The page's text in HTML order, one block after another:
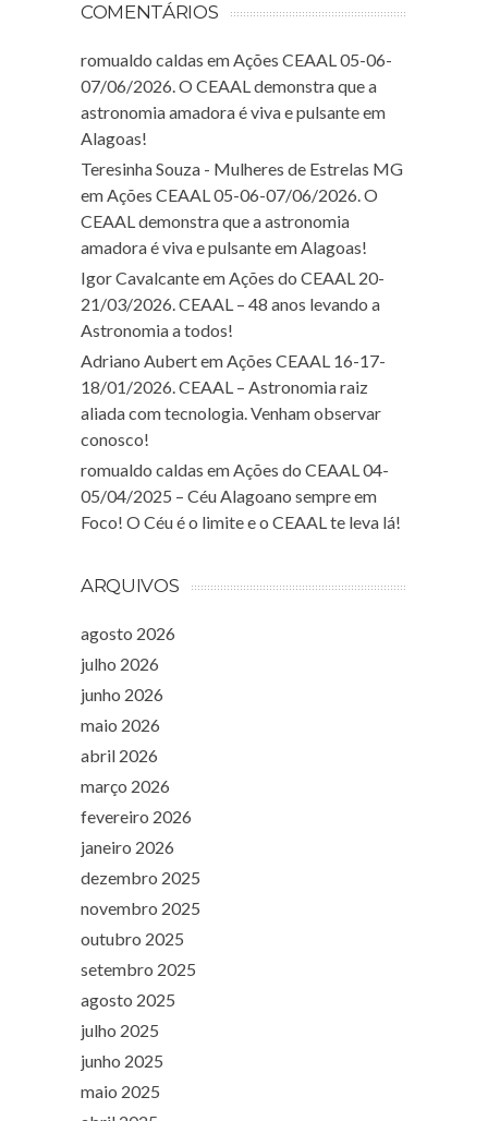
COMENTÁRIOS
romualdo caldas emAções CEAAL 05-06-
07/06/2026. O CEAAL demonstra que a
astronomia amadora é viva e pulsante em
Alagoas!
Teresinha Souza - Mulheres de Estrelas MG
emAções CEAAL 05-06-07/06/2026. O
CEAAL demonstra que a astronomia
amadora é viva e pulsante em Alagoas!
Igor CavalcanteemAções do CEAAL 20-
21/03/2026. CEAAL – 48 anos levando a
Astronomia a todos!
Adriano AubertemAções CEAAL 16-17-
18/01/2026. CEAAL – Astronomia raiz
aliada com tecnologia. Venham observar
conosco!
romualdo caldas emAções do CEAAL 04-
05/04/2025 – Céu Alagoano sempre em
Foco! O Céu é o limite e o CEAAL te leva lá!
ARQUIVOS
agosto 2026
julho 2026
junho 2026
maio 2026
abril 2026
março 2026
fevereiro 2026
janeiro 2026
dezembro 2025
novembro 2025
outubro 2025
setembro 2025
agosto 2025
julho 2025
junho 2025
maio 2025